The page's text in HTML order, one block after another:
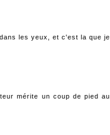
les yeux, et c'est la que je
mérite un coup de pied au